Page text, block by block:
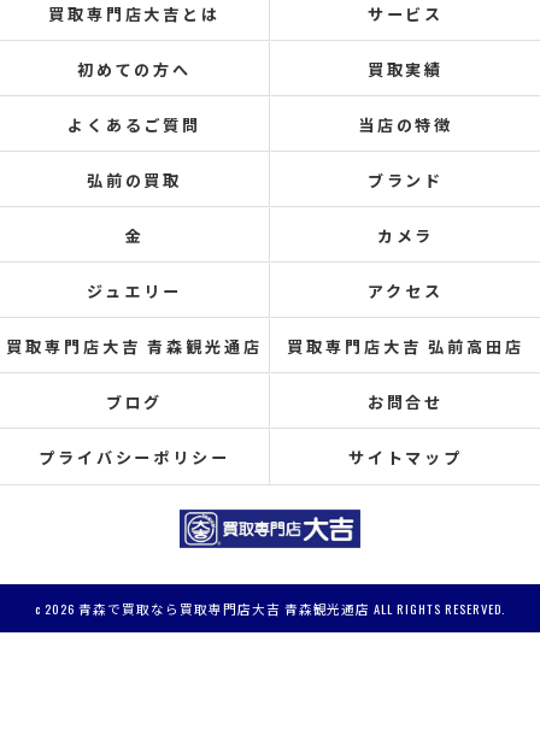
買取専門店大吉とは サービス
初めての方へ 買取実績
よくあるご質問 当店の特徴
弘前の買取 ブランド
金 カメラ
ジュエリー アクセス
買取専門店大吉 青森観光通店 買取専門店大吉 弘前高田店
ブログ お問合せ
プライバシーポリシー サイトマップ
c 2026 青森で買取なら買取専門店大吉 青森観光通店 ALL RIGHTS RESERVED.